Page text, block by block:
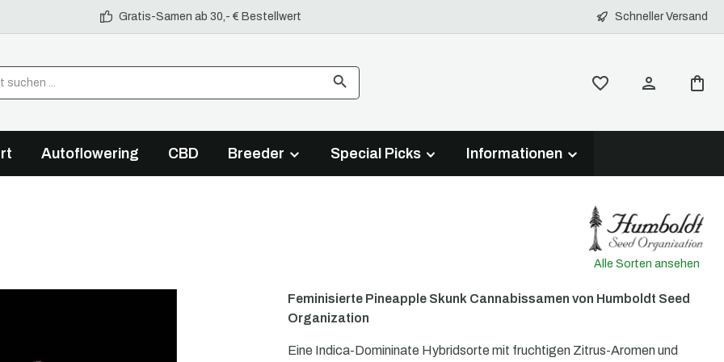
Gratis-Samen ab 30,- € Bestellwert Schneller Versand
Autoflowering CBD Breeder Special Picks Informationen
Alle Sorten ansehen
Feminisierte Pineapple Skunk Cannabissamen von Humboldt Seed
Organization
Eine Indica-Domininate Hybridsorte mit fruchtigen Zitrus-Aromen und